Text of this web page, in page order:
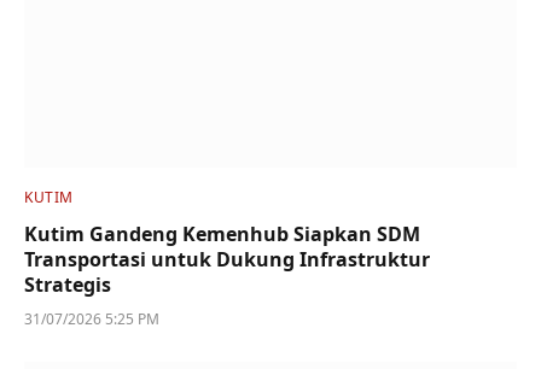
KUTIM
Kutim Gandeng Kemenhub Siapkan SDM
Transportasi untuk Dukung Infrastruktur
Strategis
31/07/2026 5:25 PM